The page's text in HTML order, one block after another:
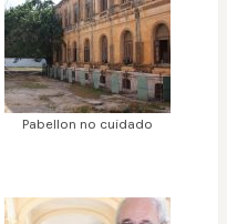
Pabellon no cuidado